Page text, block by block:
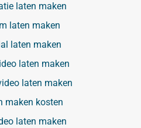
laten maken
laten maken
laten maken
laten maken
laten maken
maken kosten
laten maken